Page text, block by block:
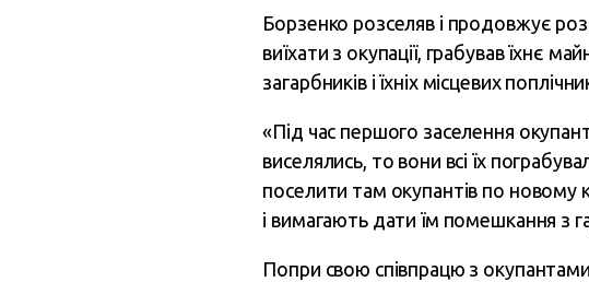
Борзенко розселяв і продовжує
виїхати з окупації, грабував їхнє
загарбників і їхніх місцевих
«Під час першого заселення
виселялись, то вони всі їх
поселити там окупантів по новому
і вимагають дати їм помешкання з
Попри свою співпрацю з